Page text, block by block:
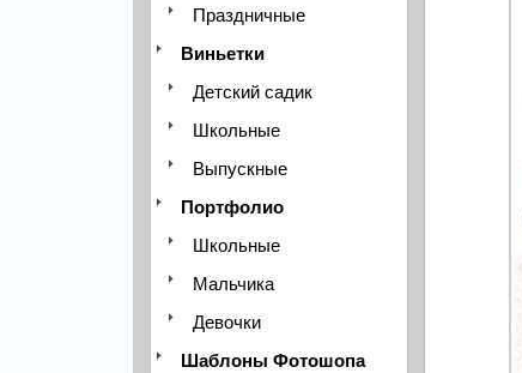
Праздничные
Виньетки
Детский садик
Школьные
Выпускные
Портфолио
Школьные
Мальчика
Девочки
Шаблоны Фотошопа